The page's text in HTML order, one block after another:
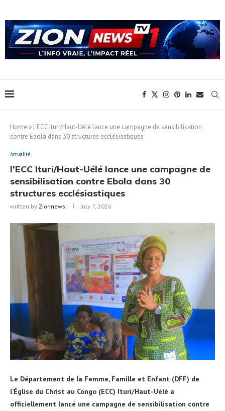
Home » l’ECC Ituri/Haut-Uélé lance une campagne de sensibilisation
contre Ebola dans 30 structures ecclésiastiques
Actualité
l’ECC Ituri/Haut-Uélé lance une campagne de
sensibilisation contre Ebola dans 30
structures ecclésiastiques
written by Zionnews July 7, 2026
‎Le Département de la Femme, Famille et Enfant (DFF) de
l’Église du Christ au Congo (ECC) Ituri/Haut-Uélé a
officiellement lancé une campagne de sensibilisation contre